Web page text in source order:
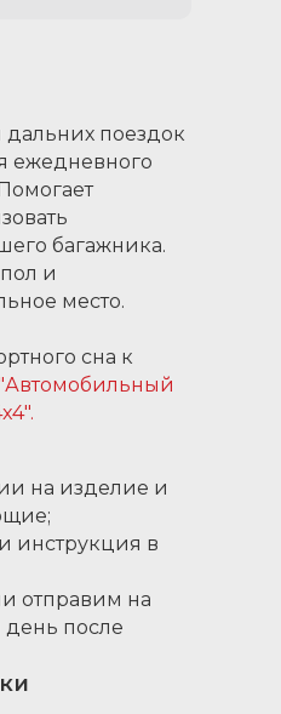
дальних поездок
ежедневного
багажника.
и
место.
сна к
на изделие и
инструкция в
отправим на
после